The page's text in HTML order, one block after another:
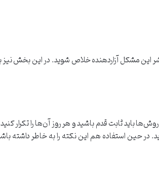
شر این مشکل آزاردهنده خلاص شوید. در این بخش نیز
باید ثابت قدم باشید و هر روز آن‌ها را تکرار
حین استفاده هم این نکته را به خاطر داشته